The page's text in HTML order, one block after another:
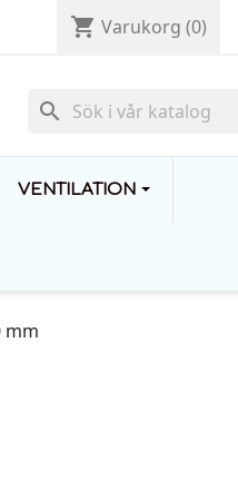
shopping_cart Varukorg (0)
search
VENTILATION
mm